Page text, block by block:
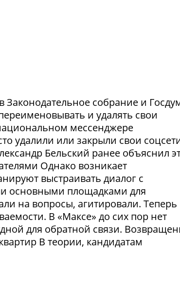
Законодательное собрание и
и удалять свои
мессенджере
удалили или закрыли свои
Бельский ранее объяснил
Однако возникает
выстраивать диалог с
основными площадками для
на вопросы, агитировали. Теперь
В «Максе» до сих пор нет
для обратной связи.
В теории, кандидатам